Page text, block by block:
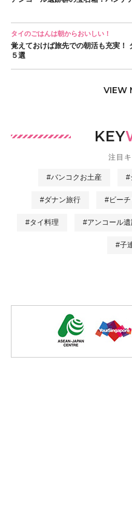
タイのごはんは朝からおいしい！
覚えておけば旅先での朝活も充実！
５選
VIEW
KEY
注目
#バンコクお土産 #
#ダナン旅行 #ビーチ
#タイ料理 #アンコール遺
#子